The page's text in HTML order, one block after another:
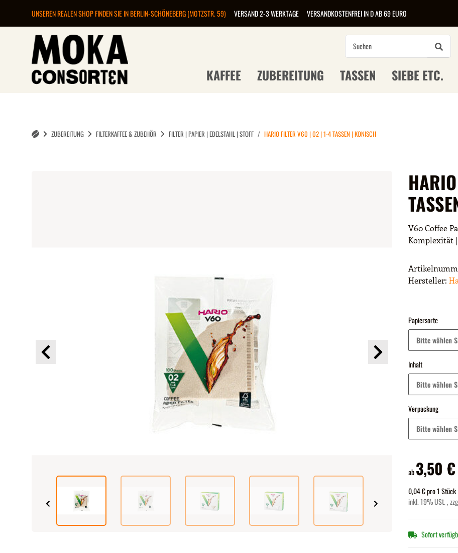
UNSEREN REALEN SHOP FINDEN SIE IN BERLIN-SCHÖNEBERG (MOTZSTR. 59) VERSAND 2-3 WERKTAGE VERSANDKOSTENFREI IN D AB 69 EURO
KAFFEE ZUBEREITUNG TASSEN SIEBE ETC.
ZUBEREITUNG FILTERKAFFEE & ZUBEHÖR FILTER | PAPIER | EDELSTAHL | STOFF HARIO FILTER V60 | 02 | 1-4 TASSEN | KONISCH
V60 Coffee
Komplexität |
Hersteller:
Papiersorte
Bitte wählen
Inhalt
Bitte wählen
Verpackung
Bitte wählen
ab3,50 €
0,04 € pro 1 Stück
inkl. 19% USt. ,
Sofort